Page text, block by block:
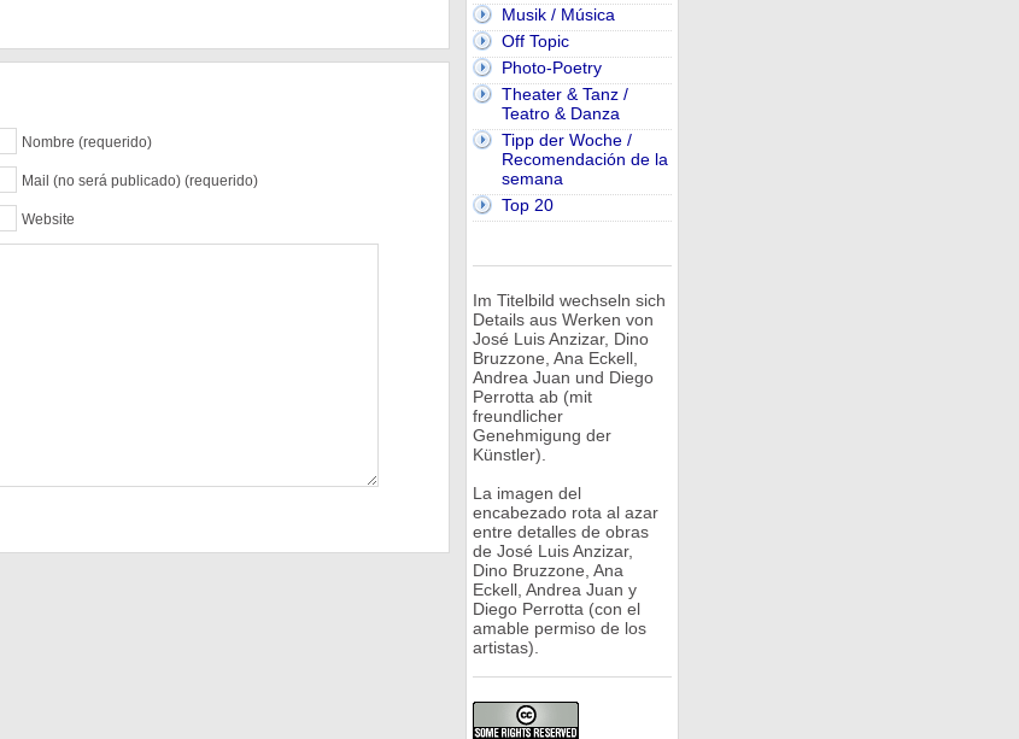
Nombre (requerido)
Mail (no será publicado) (requerido)
Website
Musik / Música
Off Topic
Photo-Poetry
Theater & Tanz /
Teatro & Danza
Tipp der Woche /
Recomendación de la
semana
Top 20
Im Titelbild wechseln sich
Details aus Werken von
José Luis Anzizar, Dino
Bruzzone, Ana Eckell,
Andrea Juan und Diego
Perrotta ab (mit
freundlicher
Genehmigung der
Künstler).
La imagen del
encabezado rota al azar
entre detalles de obras
de José Luis Anzizar,
Dino Bruzzone, Ana
Eckell, Andrea Juan y
Diego Perrotta (con el
amable permiso de los
artistas).